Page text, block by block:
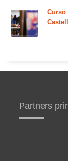
Curso
Partners